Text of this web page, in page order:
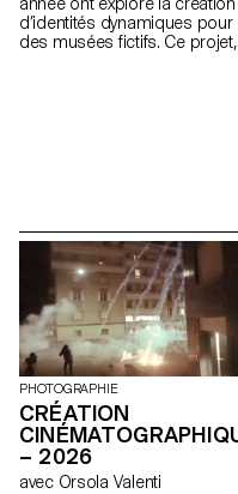
cartes de visite ainsi qu'une
affiche animée.
année ont exploré la création
d’identités dynamiques pour
des musées fictifs. Ce projet,
PHOTOGRAPHIE
CRÉATION
– 2026
avec Orsola Valenti